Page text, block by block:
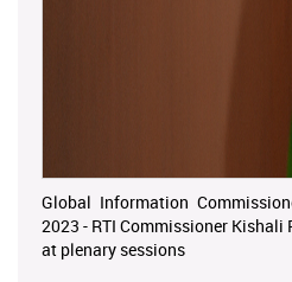
Global Information
2023 - RTI Commissioner
at plenary sessions